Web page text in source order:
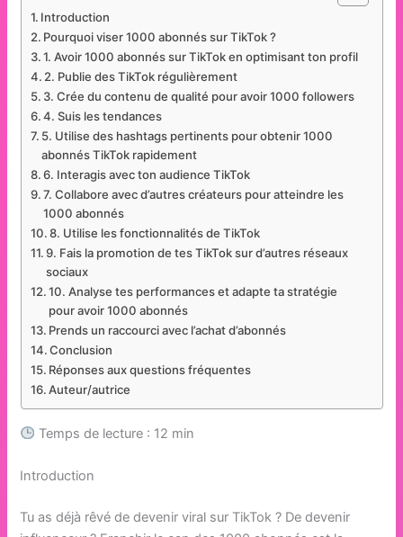
Introduction
Pourquoi viser 1000 abonnés sur TikTok ?
1. Avoir 1000 abonnés sur TikTok en optimisant ton profil
2. Publie des TikTok régulièrement
3. Crée du contenu de qualité pour avoir 1000 followers
4. Suis les tendances
5. Utilise des hashtags pertinents pour obtenir 1000
abonnés TikTok rapidement
6. Interagis avec ton audience TikTok
7. Collabore avec d’autres créateurs pour atteindre les
1000 abonnés
8. Utilise les fonctionnalités de TikTok
9. Fais la promotion de tes TikTok sur d’autres réseaux
sociaux
10. Analyse tes performances et adapte ta stratégie
pour avoir 1000 abonnés
Prends un raccourci avec l’achat d’abonnés
Conclusion
Réponses aux questions fréquentes
Auteur/autrice
Temps de lecture : 12 min
Introduction
Tu as déjà rêvé de devenir viral sur TikTok ? De devenir